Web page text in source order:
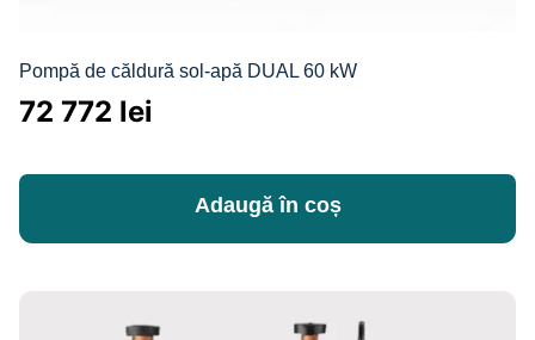
Pompă de căldură sol-apă DUAL 60 kW
72 772 lei
Adaugă în coș